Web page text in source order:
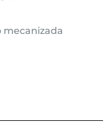
mecanizada